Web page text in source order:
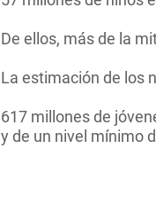
De ellos, más de la
La estimación de los
617 millones de
y de un nivel mínimo